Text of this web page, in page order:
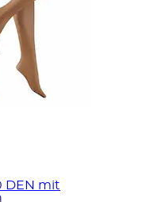
DEN mit